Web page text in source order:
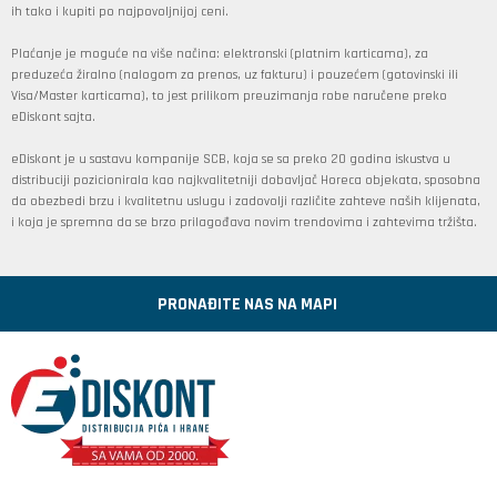
ih tako i kupiti po najpovoljnijoj ceni.
Plaćanje je moguće na više načina: elektronski (platnim karticama), za
preduzeća žiralno (nalogom za prenos, uz fakturu) i pouzećem (gotovinski ili
Visa/Master karticama), to jest prilikom preuzimanja robe naručene preko
eDiskont sajta.
eDiskont je u sastavu kompanije SCB, koja se sa preko 20 godina iskustva u
distribuciji pozicionirala kao najkvalitetniji dobavljač Horeca objekata, sposobna
da obezbedi brzu i kvalitetnu uslugu i zadovolji različite zahteve naših klijenata,
i koja je spremna da se brzo prilagođava novim trendovima i zahtevima tržišta.
PRONAĐITE NAS NA MAPI